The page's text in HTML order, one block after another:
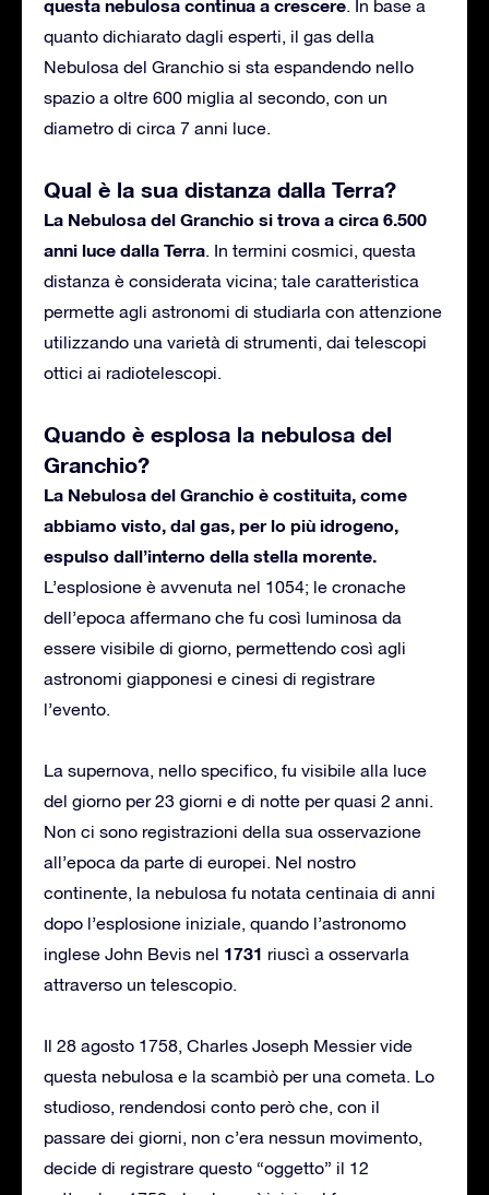
questa nebulosa continua a crescere. In base a
quanto dichiarato dagli esperti, il gas della
Nebulosa del Granchio si sta espandendo nello
spazio a oltre 600 miglia al secondo, con un
diametro di circa 7 anni luce.
Qual è la sua distanza dalla Terra?
La Nebulosa del Granchio si trova a circa 6.500
anni luce dalla Terra. In termini cosmici, questa
distanza è considerata vicina; tale caratteristica
permette agli astronomi di studiarla con attenzione
utilizzando una varietà di strumenti, dai telescopi
ottici ai radiotelescopi.
Quando è esplosa la nebulosa del
Granchio?
La Nebulosa del Granchio è costituita, come
abbiamo visto, dal gas, per lo più idrogeno,
espulso dall’interno della stella morente.
L’esplosione è avvenuta nel 1054; le cronache
dell’epoca affermano che fu così luminosa da
essere visibile di giorno, permettendo così agli
astronomi giapponesi e cinesi di registrare
l’evento.
La supernova, nello specifico, fu visibile alla luce
del giorno per 23 giorni e di notte per quasi 2 anni.
Non ci sono registrazioni della sua osservazione
all’epoca da parte di europei. Nel nostro
continente, la nebulosa fu notata centinaia di anni
dopo l’esplosione iniziale, quando l’astronomo
inglese John Bevis nel 1731 riuscì a osservarla
attraverso un telescopio.
Il 28 agosto 1758, Charles Joseph Messier vide
questa nebulosa e la scambiò per una cometa. Lo
studioso, rendendosi conto però che, con il
passare dei giorni, non c’era nessun movimento,
decide di registrare questo “oggetto” il 12